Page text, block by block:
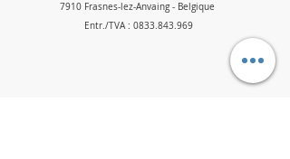
7910 Frasnes-lez-Anvaing - Belgique
Entr./TVA : 0833.843.969